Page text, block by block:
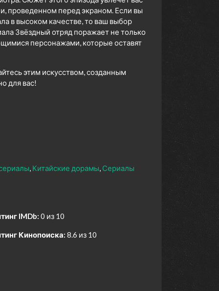
проведенном перед экраном. Если вы
в высоком качестве, то ваш выбор
Звёздный отряд поражает не только
персонажами, которые оставят
этим искусством, созданным
для вас!
Китайские дорамы Сериалы
IMDb: 0 из 10
Кинопоиска: 8.6 из 10